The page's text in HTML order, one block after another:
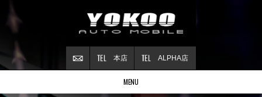
ALPHA店
本店
MENU